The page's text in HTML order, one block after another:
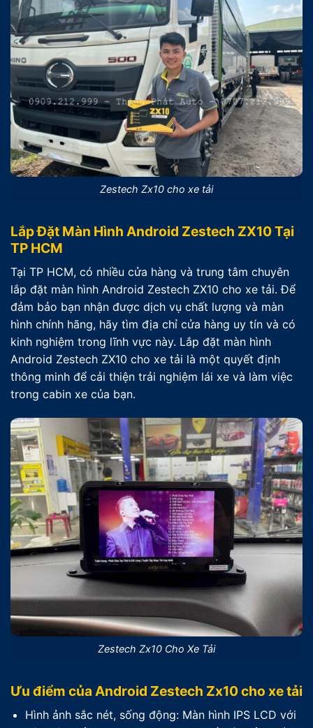
Zestech Zx10 cho xe tải
Lắp Đặt Màn Hình Android Zestech ZX10 Tại
TP HCM
Tại TP HCM, có nhiều cửa hàng và trung tâm chuyên
lắp đặt màn hình Android Zestech ZX10 cho xe tải. Để
đảm bảo bạn nhận được dịch vụ chất lượng và màn
hình chính hãng, hãy tìm địa chỉ cửa hàng uy tín và có
kinh nghiệm trong lĩnh vực này. Lắp đặt màn hình
Android Zestech ZX10 cho xe tải là một quyết định
thông minh để cải thiện trải nghiệm lái xe và làm việc
trong cabin xe của bạn.
Zestech Zx10 Cho Xe Tải
Ưu điểm của Android Zestech Zx10 cho xe tải
Hình ảnh sắc nét, sống động: Màn hình IPS LCD với